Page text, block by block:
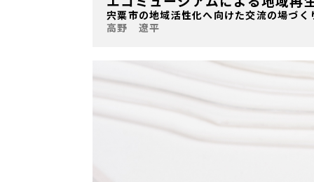
宍粟市の地域活性化へ向けた交流の場づく
高野 遼平